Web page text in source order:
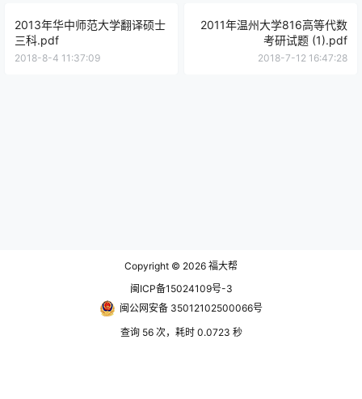
2013年华中师范大学翻译硕士
三科.pdf
2018-8-4 11:37:09
2011年温州大学816高等代数
考研试题 (1).pdf
2018-7-12 16:47:28
Copyright © 2026 福大帮
闽ICP备15024109号-3
闽公网安备 35012102500066号
查询 56 次，耗时 0.0723 秒